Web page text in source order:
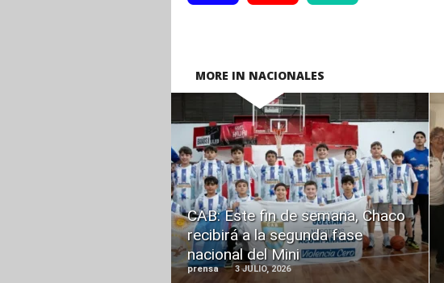
MORE IN NACIONALES
CAB: Este fin de semana, Chaco
recibirá a la segunda fase
nacional del Mini
prensa 3 JULIO, 2026
READ
MORE